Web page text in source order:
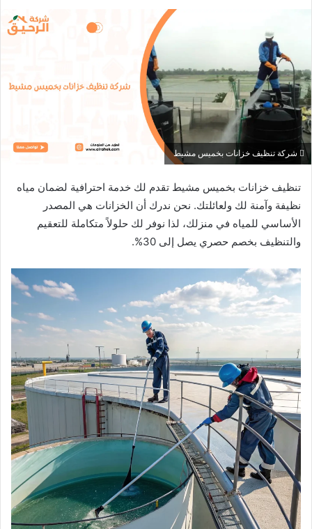
شركة تنظيف خزانات بخميس مشيط
تنظيف خزانات بخميس مشيط تقدم لك خدمة احترافية لضمان مياه
نظيفة وآمنة لك ولعائلتك. نحن ندرك أن الخزانات هي المصدر
الأساسي للمياه في منزلك، لذا نوفر لك حلولاً متكاملة للتعقيم
والتنظيف بخصم حصري يصل إلى 30%.